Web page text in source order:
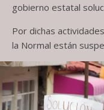
gobierno estatal
Por dichas
la Normal están